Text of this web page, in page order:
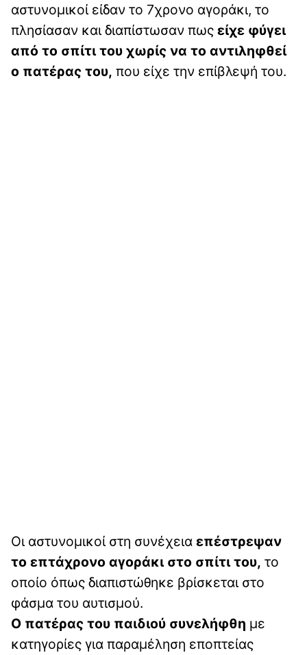
αστυνομικοί είδαν το 7χρονο αγοράκι, το
πλησίασαν και διαπίστωσαν πως είχε φύγει
από το σπίτι του χωρίς να το αντιληφθεί
ο πατέρας του, που είχε την επίβλεψή του.
Οι αστυνομικοί στη συνέχεια επέστρεψαν
το επτάχρονο αγοράκι στο σπίτι του, το
οποίο όπως διαπιστώθηκε βρίσκεται στο
φάσμα του αυτισμού.
Ο πατέρας του παιδιού συνελήφθη με
κατηγορίες για παραμέληση εποπτείας